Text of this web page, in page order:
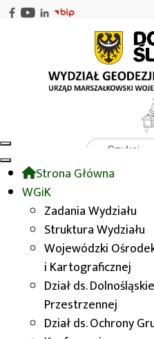
Szukaj
Strona Główna
WGiK
Zadania Wydziału
Struktura Wydziału
Wojewódzki
i Kartograficznej
Dział ds.
Przestrzennej
Dział ds. Ochrony
WGiK
Zasady udostępniania zasobu i
Odpłatne
Zasady
materiałów